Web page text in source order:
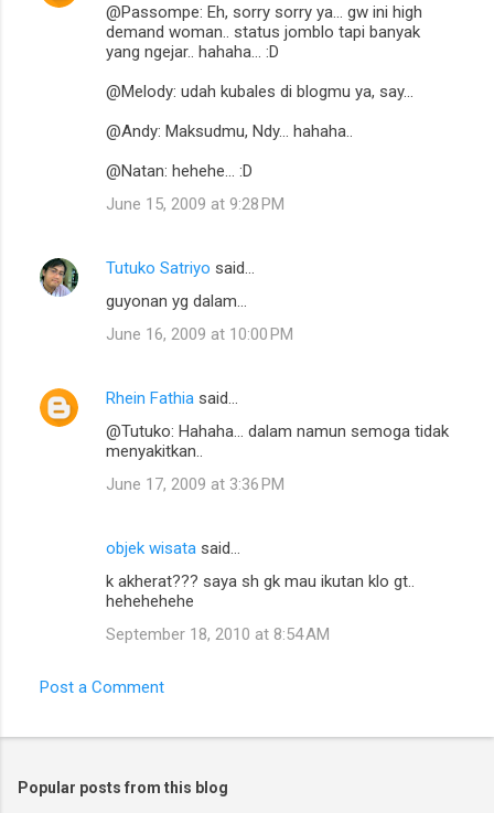
@Passompe: Eh, sorry sorry ya... gw ini high
demand woman.. status jomblo tapi banyak
yang ngejar.. hahaha... :D
@Melody: udah kubales di blogmu ya, say...
@Andy: Maksudmu, Ndy... hahaha..
@Natan: hehehe... :D
June 15, 2009 at 9:28 PM
Tutuko Satriyo said…
guyonan yg dalam...
June 16, 2009 at 10:00 PM
Rhein Fathia said…
@Tutuko: Hahaha... dalam namun semoga tidak
menyakitkan..
June 17, 2009 at 3:36 PM
objek wisata said…
k akherat??? saya sh gk mau ikutan klo gt..
hehehehehe
September 18, 2010 at 8:54 AM
Post a Comment
Popular posts from this blog